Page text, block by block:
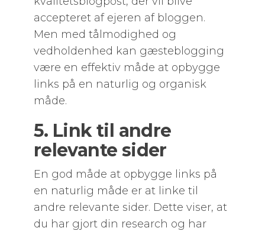
accepteret af ejeren af bloggen.
Men med tålmodighed og
vedholdenhed kan gæsteblogging
være en effektiv måde at opbygge
links på en naturlig og organisk
måde.
5. Link til andre
relevante sider
En god måde at opbygge links på
en naturlig måde er at linke til
andre relevante sider. Dette viser, at
du har gjort din research og har